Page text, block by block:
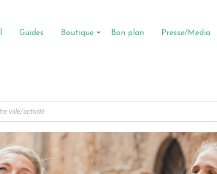
Guides Boutique Bon plan Presse/Media